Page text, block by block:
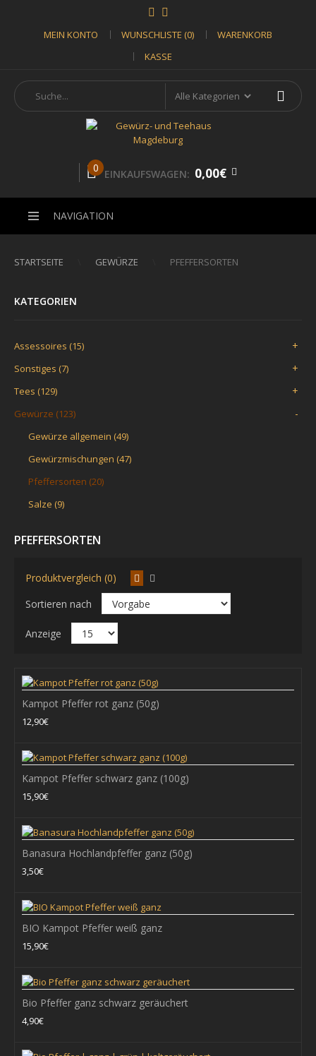
MEIN KONTO WUNSCHLISTE (0)
WARENKORB
KASSE
0 EINKAUFSWAGEN: 0,00€
NAVIGATION
STARTSEITE GEWÜRZE PFEFFERSORTEN
KATEGORIEN
Assessoires (15) +
Sonstiges (7) +
Tees (129) +
Gewürze (123) -
Gewürze allgemein (49)
Gewürzmischungen (47)
Pfeffersorten (20)
Salze (9)
PFEFFERSORTEN
Produktvergleich (0)
Sortieren nach
Anzeige
Kampot Pfeffer rot ganz (50g)
gehören zu den besten Pfeffern der Wel..
12,90€
+ WARENKORB
Zum Vergleich
Kampot Pfeffer schwarz ganz (100g)
gehören zu den besten Pfeffern der Wel..
15,90€
Kampot Pfeffer rot ganz (50g)
12,90€
Kampot Pfeffer schwarz ganz (100g)
15,90€
Banasura Hochlandpfeffer ganz (50g)
3,50€
BIO Kampot Pfeffer weiß ganz
15,90€
Bio Pfeffer ganz schwarz geräuchert
4,90€